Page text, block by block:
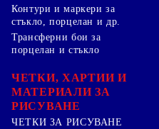
Контури и маркери за
стъкло, порцелан и др.
Трансферни бои за
порцелан и стъкло
ЧЕТКИ, ХАРТИИ И
МАТЕРИАЛИ ЗА
РИСУВАНЕ
ЧЕТКИ ЗА РИСУВАНЕ